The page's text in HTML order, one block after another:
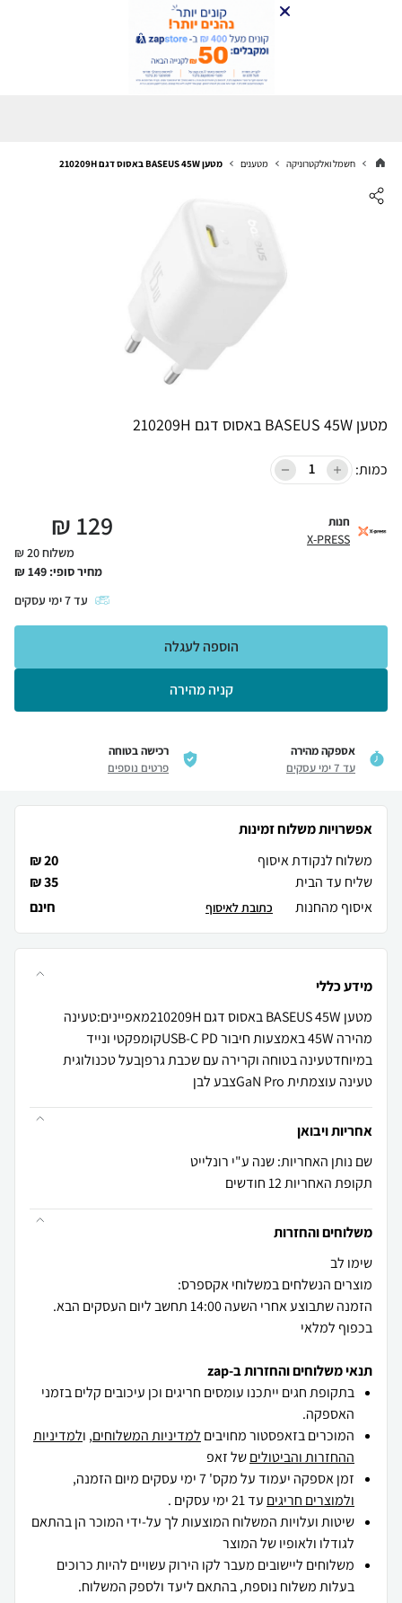
חשמל ואלקטרוניקה מטענים מטען BASEUS 45W באסוס דגם 210209H
מטען BASEUS 45W באסוס דגם 210209H
כמות:
חנות
X-PRESS
129
₪
משלוח 20 ₪
מחיר סופי: 149
₪
עד7ימי עסקים
קניה מהירה
הוספה לעגלה
אספקה מהירה
עד 7 ימי עסקים
רכישה בטוחה
פרטים נוספים
אפשרויות משלוח זמינות
משלוח לנקודת איסוף
20 ₪
שליח עד הבית
35 ₪
איסוף מהחנות
חינם כתובת לאיסוף
מידע כללי
מטען BASEUS 45W באסוס דגם 210209Hמאפיינים:טעינה
מהירה 45W באמצעות חיבור USB-C PDקומפקטי ונייד
במיוחדטעינה בטוחה וקרירה עם שכבת גרפןבעל טכנולוגית
טעינה עוצמתית GaN Proצבע לבן
אחריות ויבואן
שם נותן האחריות: שנה ע"י רונלייט
תקופת האחריות 12 חודשים
משלוחים והחזרות
הזמנה שתבוצע אחרי השעה 14:00 תחשב ליום העסקים הבא.
בכפוף למלאי
תנאי משלוחים והחזרות ב-zap
בתקופת חגים ייתכנו עומסים חריגים וכן עיכובים קלים בזמני
האספקה.
המוכרים בזאפסטור מחויבים למדיניות המשלוחים, ולמדיניות
ההחזרות והביטוליםשל זאפ
זמן אספקה יעמוד על מקס' 7 ימי עסקים מיום הזמנה,
ולמוצרים חריגים עד 21 ימי עסקים .
שיטות ועלויות המשלוח המוצעות לך על-ידי המוכר הן בהתאם
לגודלו ולאופיו של המוצר
משלוחים ליישובים מעבר לקו הירוק עשויים להיות כרוכים
בעלות משלוח נוספת, בהתאם ליעד ולספק המשלוח.